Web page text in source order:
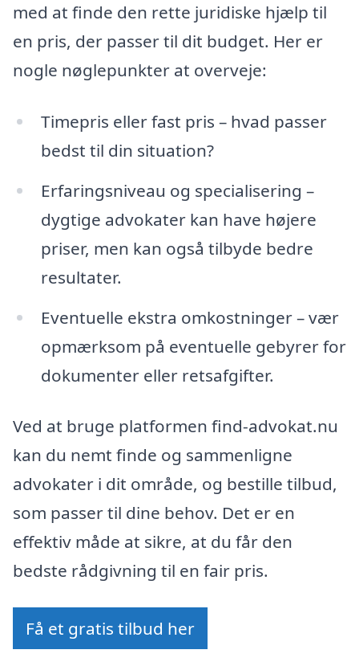
med at finde den rette juridiske hjælp til
en pris, der passer til dit budget. Her er
nogle nøglepunkter at overveje:
Timepris eller fast pris – hvad passer
bedst til din situation?
Erfaringsniveau og specialisering –
dygtige advokater kan have højere
priser, men kan også tilbyde bedre
resultater.
Eventuelle ekstra omkostninger – vær
opmærksom på eventuelle gebyrer for
dokumenter eller retsafgifter.
Ved at bruge platformen find-advokat.nu
kan du nemt finde og sammenligne
advokater i dit område, og bestille tilbud,
som passer til dine behov. Det er en
effektiv måde at sikre, at du får den
bedste rådgivning til en fair pris.
Få et gratis tilbud her